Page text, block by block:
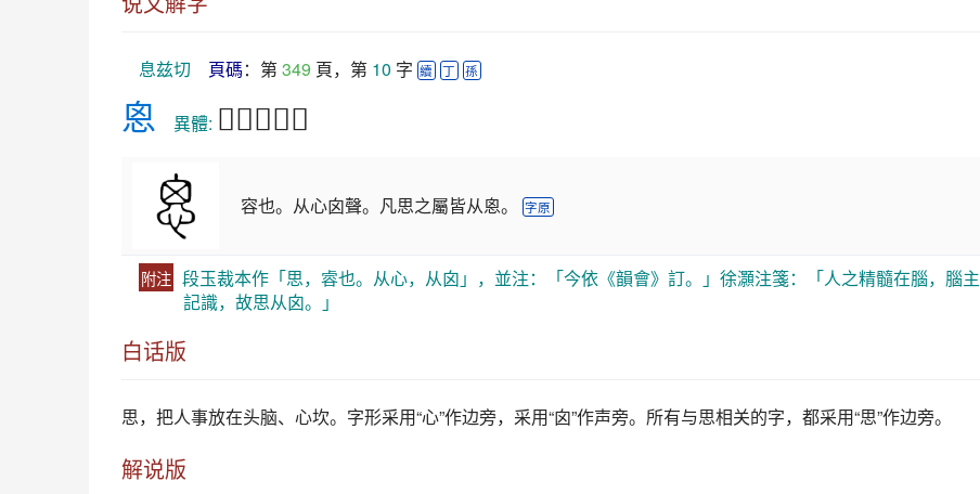
息兹切 頁碼：第 349 頁，第 10 字 續 丁 孫
恖 異體: 𢙥𢙦思𠃼𡴓
容也。从心囟聲。凡思之屬皆从恖。 字原
附注 段玉裁本作「思，䜭也。从心，从囟」，並注：「今依《韻會》訂。」徐灝注箋：「人之精髓在腦，腦主
記識，故思从囟。」
白话版
思，把人事放在头脑、心坎。字形采用“心”作边旁，采用“囟”作声旁。所有与思相关的字，都采用“思”作边旁。
解说版